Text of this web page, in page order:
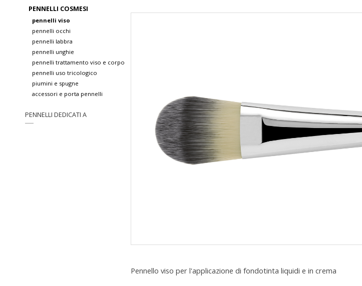
PENNELLI COSMESI
pennelli viso
pennelli occhi
pennelli labbra
pennelli unghie
pennelli trattamento viso e corpo
pennelli uso tricologico
piumini e spugne
accessori e porta pennelli
PENNELLI DEDICATI A
Pennello viso per l'applicazione di fondotinta liquidi e in crema